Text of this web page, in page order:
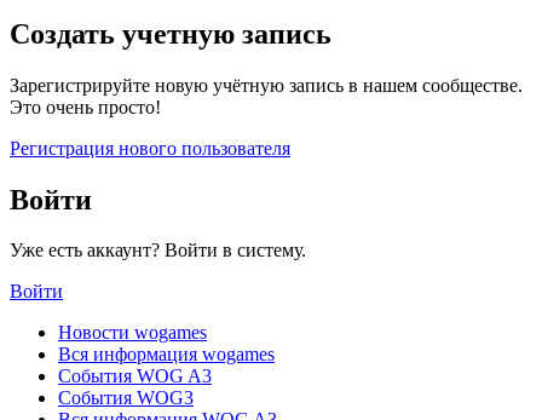
Создать учетную запись
Зарегистрируйте новую учётную запись в нашем сообществе.
Это очень просто!
Регистрация нового пользователя
Войти
Уже есть аккаунт? Войти в систему.
Войти
Новости wogames
Вся информация wogames
События WOG A3
События WOG3